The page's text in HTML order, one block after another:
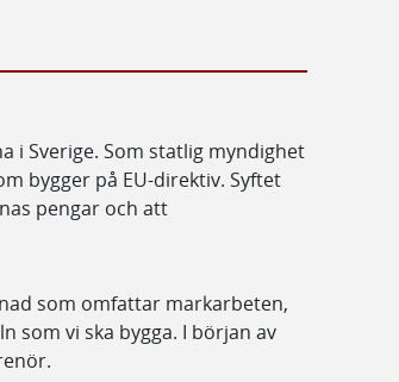
i Sverige. Som statlig myndighet
bygger på EU-direktiv. Syftet
pengar och att
som omfattar markarbeten,
som vi ska bygga. I början av